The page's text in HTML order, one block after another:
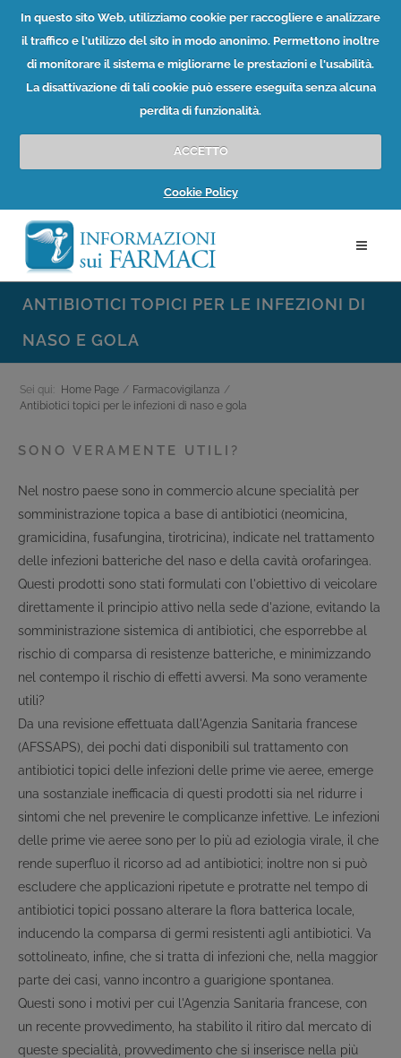
In questo sito Web, utilizziamo cookie per raccogliere e analizzare
il traffico e l'utilizzo del sito in modo anonimo. Permettono inoltre
di monitorare il sistema e migliorarne le prestazioni e l'usabilità.
La disattivazione di tali cookie può essere eseguita senza alcuna
perdita di funzionalità.
ACCETTO
Cookie Policy
ANTIBIOTICI TOPICI PER LE INFEZIONI DI
NASO E GOLA
Sei qui: Home Page / Farmacovigilanza /
Antibiotici topici per le infezioni di naso e gola
SONO VERAMENTE UTILI?
Nel nostro paese sono in commercio alcune specialità per
somministrazione topica a base di antibiotici (neomicina,
gramicidina, fusafungina, tirotricina), indicate nel trattamento
delle infezioni batteriche del naso e della cavità orofaringea.
Questi prodotti sono stati formulati con l'obiettivo di veicolare
direttamente il principio attivo nella sede d'azione, evitando la
somministrazione sistemica di antibiotici, che esporrebbe al
rischio di comparsa di resistenze batteriche, e minimizzando
nel contempo il rischio di effetti avversi. Ma sono veramente
utili?
Da una revisione effettuata dall'Agenzia Sanitaria francese
(AFSSAPS), dei pochi dati disponibili sul trattamento con
antibiotici topici delle infezioni delle prime vie aeree, emerge
una sostanziale inefficacia di questi prodotti sia nel ridurre i
sintomi che nel prevenire le complicanze infettive. Le infezioni
delle prime vie aeree sono per lo più ad eziologia virale, il che
rende superfluo il ricorso ad ad antibiotici; inoltre non si può
escludere che applicazioni ripetute e protratte nel tempo di
antibiotici topici possano alterare la flora batterica locale,
inducendo la comparsa di germi resistenti agli antibiotici. Va
sottolineato, infine, che si tratta di infezioni che, nella maggior
parte dei casi, vanno incontro a guarigione spontanea.
Questi sono i motivi per cui l'Agenzia Sanitaria francese, con
un recente provvedimento, ha stabilito il ritiro dal mercato di
queste specialità, provvedimento che si inserisce nella più